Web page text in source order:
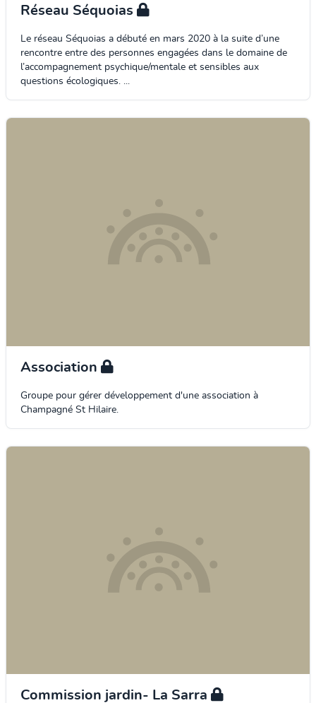
Réseau Séquoias
Le réseau Séquoias a débuté en mars 2020 à la suite d’une
rencontre entre des personnes engagées dans le domaine de
l’accompagnement psychique/mentale et sensibles aux
questions écologiques. ...
Association
Groupe pour gérer développement d'une association à
Champagné St Hilaire.
Commission jardin- La Sarra